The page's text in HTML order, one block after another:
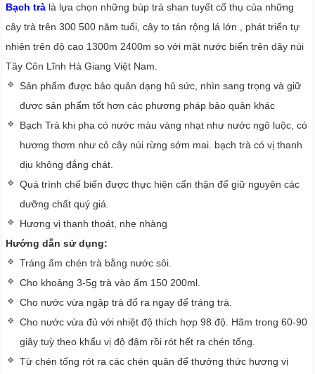
Bạch trà là lựa chọn những búp trà shan tuyết cổ thụ của những
cây trà trên 300 500 năm tuổi, cây to tán rộng lá lớn , phát triển tự
nhiên trên độ cao 1300m 2400m so với mặt nước biển trên dãy núi
Tây Côn Lĩnh Hà Giang Việt Nam.
Sản phẩm được bảo quản dạng hủ sức, nhìn sang trọng và giữ
được sản phẩm tốt hơn các phương pháp bảo quản khác
Bạch Trà khi pha có nước màu vàng nhạt như nước ngô luộc, có
hương thơm như cỏ cây núi rừng sớm mai. bạch trà có vị thanh
dịu không đắng chát.
Quá trình chế biến được thực hiện cẩn thận để giữ nguyên các
dưỡng chất quý giá.
Hương vị thanh thoát, nhẹ nhàng
Hướng dẫn sử dụng:
Tráng ấm chén trà bằng nước sôi.
Cho khoảng 3-5g trà vào ấm 150 200ml.
Cho nước vừa ngập trà đổ ra ngay để tráng trà.
Cho nước vừa đủ với nhiệt độ thích hợp 98 độ. Hãm trong 60-90
giây tuỳ theo khẩu vị độ đậm rồi rót hết ra chén tống.
Từ chén tống rót ra các chén quân để thưởng thức hương vị